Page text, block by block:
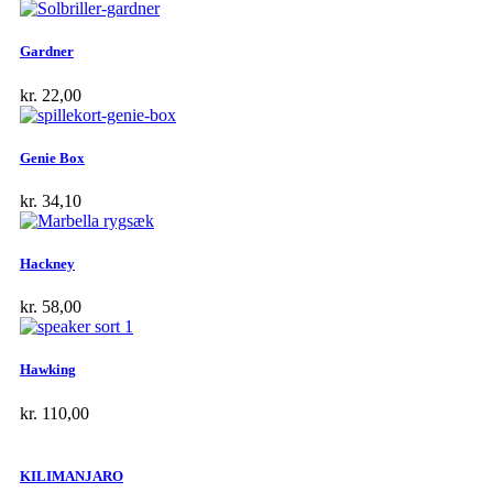
Gardner
kr. 22,00
Genie Box
kr. 34,10
Hackney
kr. 58,00
Hawking
kr. 110,00
KILIMANJARO